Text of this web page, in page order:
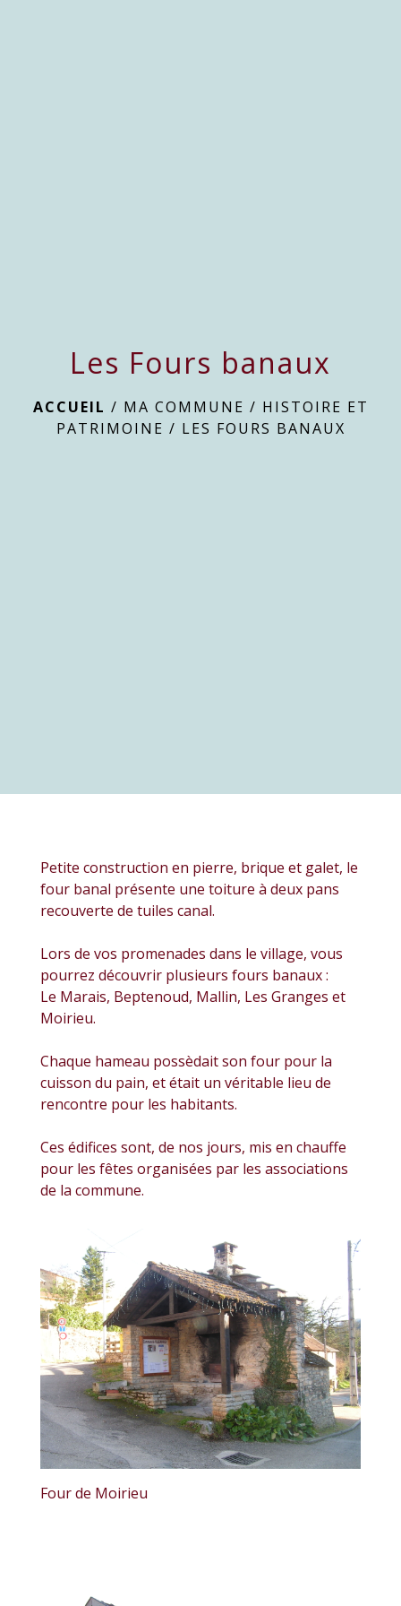
Les Fours banaux
ACCUEIL / MA COMMUNE / HISTOIRE ET
PATRIMOINE / LES FOURS BANAUX
Petite construction en pierre, brique et galet, le
four banal présente une toiture à deux pans
recouverte de tuiles canal.
Lors de vos promenades dans le village, vous
pourrez découvrir plusieurs fours banaux :
Le Marais, Beptenoud, Mallin, Les Granges et
Moirieu.
Chaque hameau possèdait son four pour la
cuisson du pain, et était un véritable lieu de
rencontre pour les habitants.
Ces édifices sont, de nos jours, mis en chauffe
pour les fêtes organisées par les associations
de la commune.
Four de Moirieu